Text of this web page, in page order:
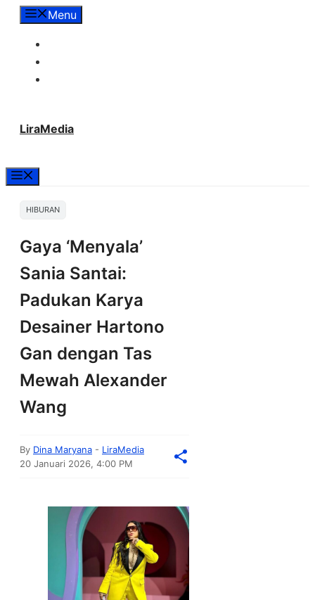
LangsungMenu
LiraMedia
HIBURAN
Gaya ‘Menyala’
Sania Santai:
Padukan Karya
Desainer Hartono
Gan dengan Tas
Mewah Alexander
Wang
By Dina Maryana - LiraMedia
20 Januari 2026, 4:00 PM